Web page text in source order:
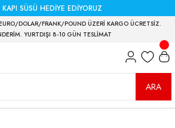
KAPI SÜSÜ HEDİYE EDİYORUZ
DOLAR/FRANK/POUND ÜZERİ KARGO ÜCRETSİZ.
YURTDIŞI 8-10 GÜN TESLİMAT
ARA